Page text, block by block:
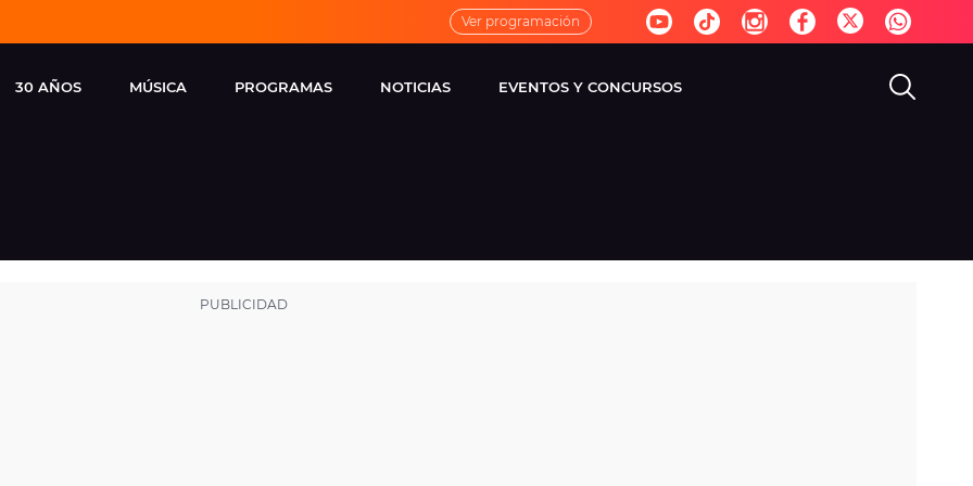
Ver programación
30 AÑOS MÚSICA
FM
PROGRAMAS
VIRALES
NOTICIAS EVENTOS Y CONCURSOS